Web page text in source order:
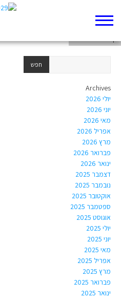
Archives
יולי 2026
יוני 2026
מאי 2026
אפריל 2026
מרץ 2026
פברואר 2026
ינואר 2026
דצמבר 2025
נובמבר 2025
אוקטובר 2025
ספטמבר 2025
אוגוסט 2025
יולי 2025
יוני 2025
מאי 2025
אפריל 2025
מרץ 2025
פברואר 2025
ינואר 2025